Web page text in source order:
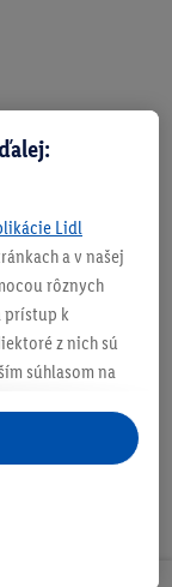
Lidl
a v našej
rôznych
prístup k
z nich sú
súhlasom na
nich. Ak
sa spracúvajú
do svojho